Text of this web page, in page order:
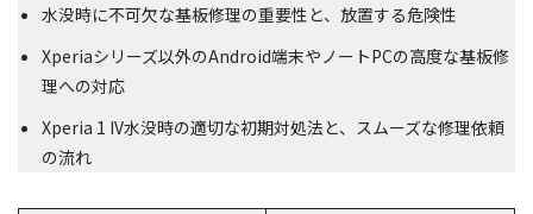
水没時に不可欠な基板修理の重要性と、放置する危険性
Xperiaシリーズ以外のAndroid端末やノートPCの高度な基板修
理への対応
Xperia 1 IV水没時の適切な初期対処法と、スムーズな修理依頼
の流れ